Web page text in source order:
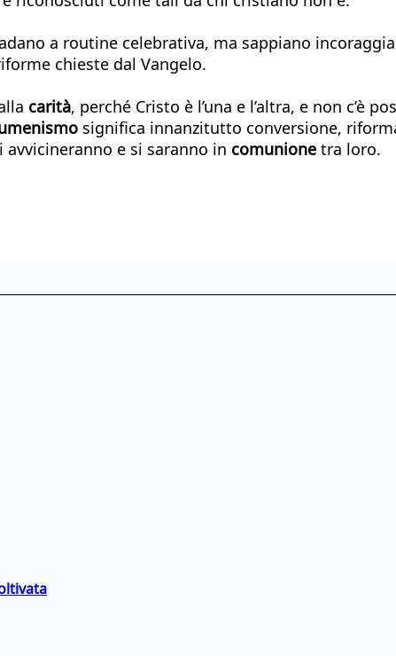
a routine celebrativa, ma sappiano
chieste dal Vangelo.
carità, perché Cristo è l’una e l’altra, e non c’è
significa innanzitutto conversione,
avvicineranno e si saranno in comunione tra loro.